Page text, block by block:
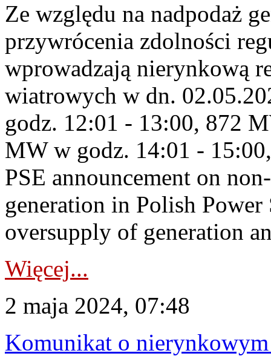
Ze względu na nadpodaż
przywrócenia zdolności
wprowadzają nierynkową
wiatrowych w dn.
godz. 12:01 - 13:00, 872
MW w godz. 14:01 -
PSE announcement on
generation in Polish
oversupply of generation
Więcej...
2 maja 2024, 07:48
Komunikat o